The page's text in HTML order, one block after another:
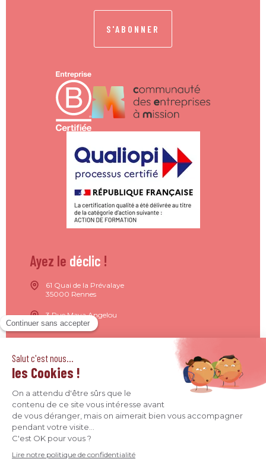
S'ABONNER
Ayez le déclic !
61 Quai de la Prévalaye
35000 Rennes
3 Rue Maya Angelou
44200 Nantes
4 Quai Jean Moulin
09 71 37 26 34
contact@agence-declic.fr